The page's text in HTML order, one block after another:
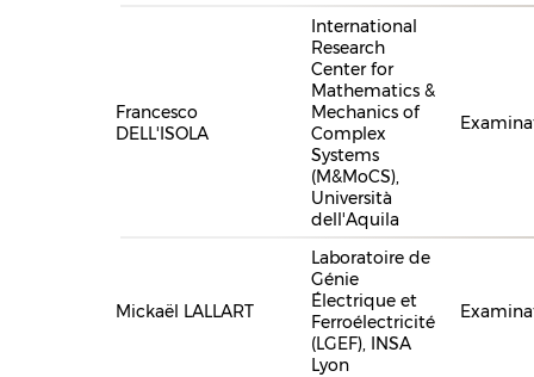
Francesco
DELL'ISOLA
International
Research
Center for
Mathematics &
Mechanics of
Complex
Systems
(M&MoCS),
Università
dell'Aquila
Mickaël LALLART
Laboratoire de
Génie
Électrique et
Ferroélectricité
(LGEF), INSA
Lyon